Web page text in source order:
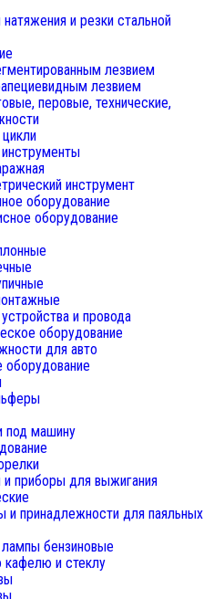
и резки стальной
лезвием
лезвием
перовые, технические,
инструмент
оборудование
оборудование
и провода
оборудование
для авто
оборудование
под машину
и приборы для выжигания
и принадлежности для паяльных
бензиновые
и стеклу